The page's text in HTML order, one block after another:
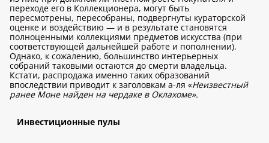
переходе его в Коллекционера, могут быть
пересмотрены, пересобраны, подвергнуты кураторской
оценке и воздействию — и в результате становятся
полноценными коллекциями предметов искусства (при
соответствующей дальнейшей работе и пополнении).
Однако, к сожалению, большинство интерьерных
собраний таковыми остаются до смерти владельца.
Кстати, распродажа именно таких образований
впоследствии приводит к заголовкам а-ля «Неизвестный
ранее Моне найден на чердаке в Оклахоме».
Инвестиционные пулы